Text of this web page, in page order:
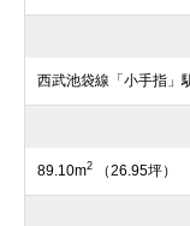
西武池袋線「小手指」
89.10m2 （26.95坪）